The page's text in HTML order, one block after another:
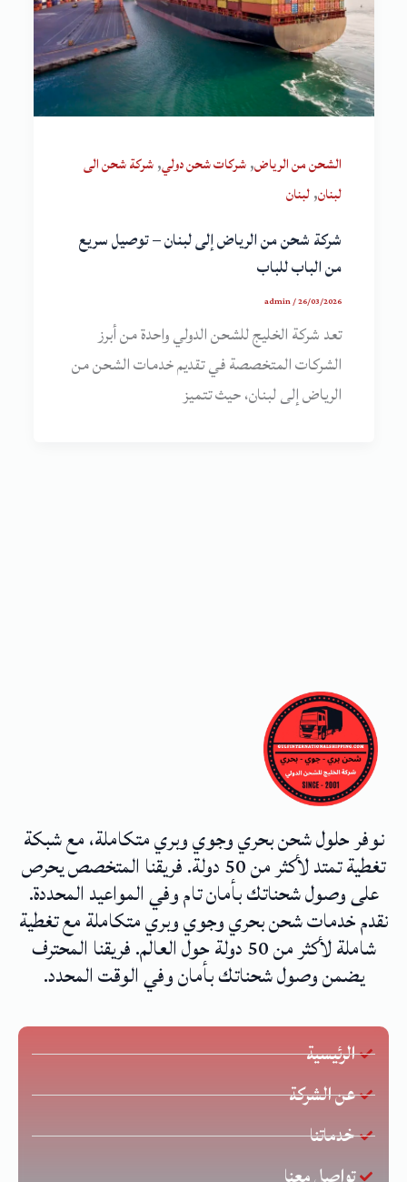
الشحن من الرياض,شركات شحن دولي,شركة شحن الى
لبنان,لبنان
شركة شحن من الرياض إلى لبنان – توصيل سريع
من الباب للباب
admin/26/03/2026
تعد شركة الخليج للشحن الدولي واحدة من أبرز
الشركات المتخصصة في تقديم خدمات الشحن من
الرياض إلى لبنان، حيث تتميز
نوفر حلول شحن بحري وجوي وبري متكاملة، مع شبكة
تغطية تمتد لأكثر من 50 دولة. فريقنا المتخصص يحرص
على وصول شحناتك بأمان تام وفي المواعيد المحددة.
نقدم خدمات شحن بحري وجوي وبري متكاملة مع تغطية
شاملة لأكثر من 50 دولة حول العالم. فريقنا المحترف
يضمن وصول شحناتك بأمان وفي الوقت المحدد.
الرئيسية
عن الشركة
خدماتنا